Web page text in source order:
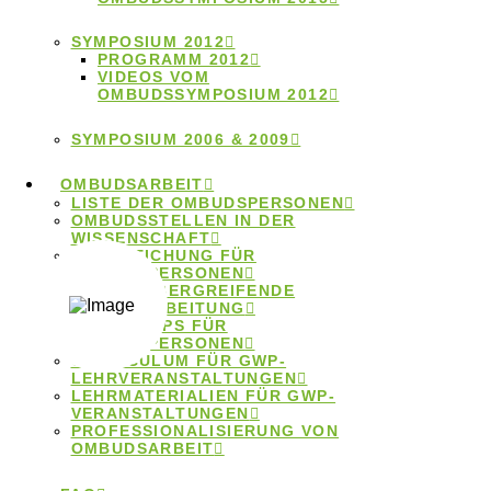
SYMPOSIUM 2012
PROGRAMM 2012
VIDEOS VOM
OMBUDSSYMPOSIUM 2012
SYMPOSIUM 2006 & 2009
OMBUDSARBEIT
LISTE DER OMBUDSPERSONEN
OMBUDSSTELLEN IN DER
WISSENSCHAFT
HANDREICHUNG FÜR
OMBUDSPERSONEN
LÄNDERÜBERGREIFENDE
FALLBEARBEITUNG
WORKSHOPS FÜR
OMBUDSPERSONEN
CURRICULUM FÜR GWP-
LEHRVERANSTALTUNGEN
LEHRMATERIALIEN FÜR GWP-
VERANSTALTUNGEN
PROFESSIONALISIERUNG VON
OMBUDSARBEIT
Beratung
wissenschaftlichen Integrität sowie in konkreten
Geschäftsstelle).
Vermittlung